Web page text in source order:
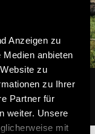
Anzeigen zu
anbieten
zu
zu Ihrer
Partner für
weiter. Unsere
mit
& Dorf